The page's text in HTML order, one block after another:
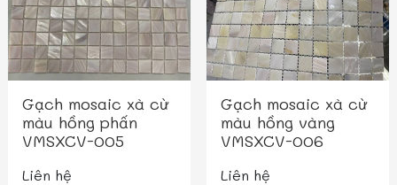
Gạch mosaic xà cừ
màu hồng phấn
VMSXCV-005
Liên hệ
Gạch mosaic xà cừ
màu hồng vàng
VMSXCV-006
Liên hệ